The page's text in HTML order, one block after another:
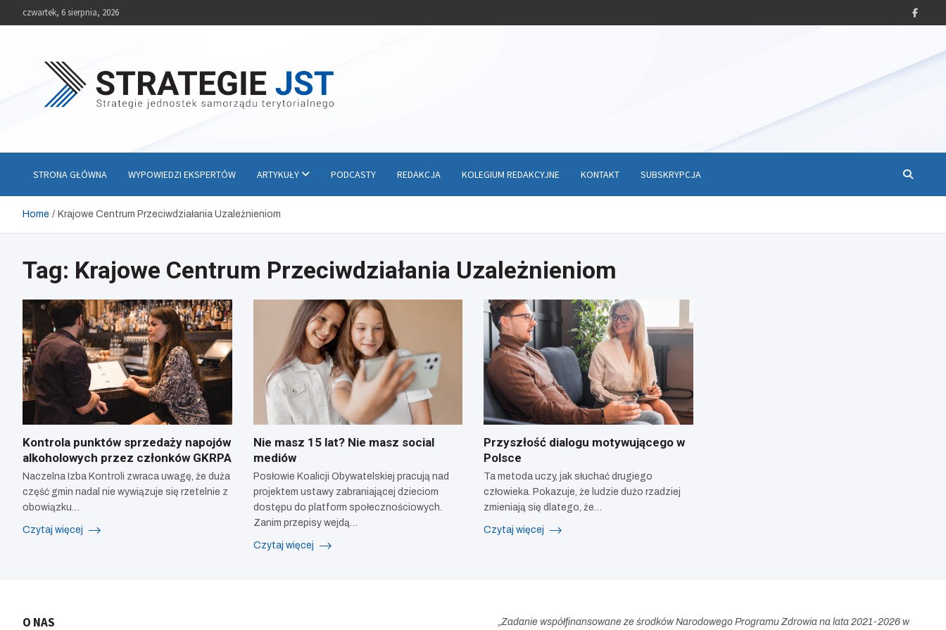
czwartek, 6 sierpnia, 2026
STRONA GŁÓWNA WYPOWIEDZI EKSPERTÓW ARTYKUŁY PODCASTY REDAKCJA KOLEGIUM REDAKCYJNE KONTAKT SUBSKRYPCJA
Home Krajowe Centrum Przeciwdziałania Uzależnieniom
Tag: Krajowe Centrum Przeciwdziałania Uzależnieniom
Kontrola punktów sprzedaży napojów
alkoholowych przez członków GKRPA
Naczelna Izba Kontroli zwraca uwagę, że duża
część gmin nadal nie wywiązuje się rzetelnie z
obowiązku…
Czytaj więcej
Nie masz 15 lat? Nie masz social
mediów
Posłowie Koalicji Obywatelskiej pracują nad
projektem ustawy zabraniającej dzieciom
dostępu do platform społecznościowych.
Zanim przepisy wejdą…
Czytaj więcej
Przyszłość dialogu motywującego w
Polsce
Ta metoda uczy, jak słuchać drugiego
człowieka. Pokazuje, że ludzie dużo rzadziej
zmieniają się dlatego, że…
Czytaj więcej
O NAS „Zadanie współfinansowane ze środków Narodowego Programu Zdrowia na lata 2021-2026 w